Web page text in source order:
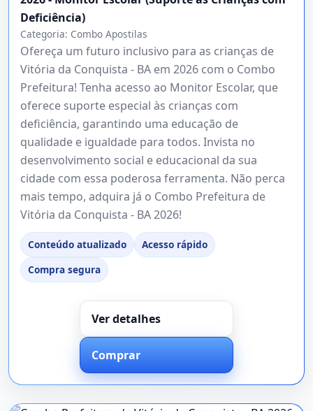
Deficiência)
Categoria: Combo Apostilas
Ofereça um futuro inclusivo para as crianças de
Vitória da Conquista - BA em 2026 com o Combo
Prefeitura! Tenha acesso ao Monitor Escolar, que
oferece suporte especial às crianças com
deficiência, garantindo uma educação de
qualidade e igualdade para todos. Invista no
desenvolvimento social e educacional da sua
cidade com essa poderosa ferramenta. Não perca
mais tempo, adquira já o Combo Prefeitura de
Vitória da Conquista - BA 2026!
Conteúdo atualizado
Acesso rápido
Compra segura
Ver detalhes
Comprar